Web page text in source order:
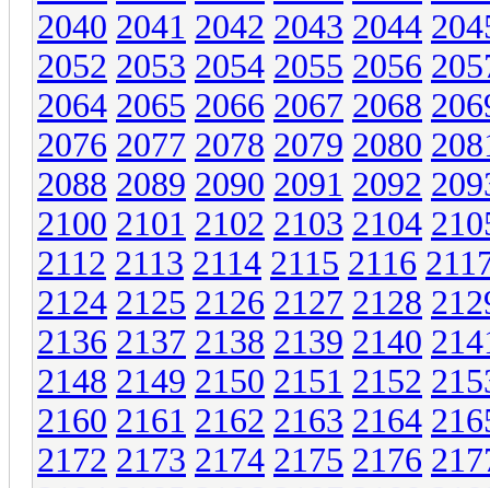
2040 2041 2042 2043 2044
2052 2053 2054 2055 2056
2064 2065 2066 2067 2068
2076 2077 2078 2079 2080
2088 2089 2090 2091 2092
2100 2101 2102 2103 2104
2112 2113 2114 2115 2116
2124 2125 2126 2127 2128
2136 2137 2138 2139 2140
2148 2149 2150 2151 2152
2160 2161 2162 2163 2164
2172 2173 2174 2175 2176